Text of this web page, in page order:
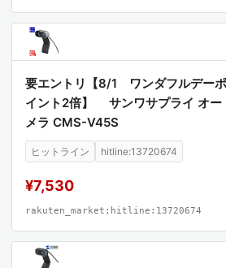
要エントリ【8/1 ワンダフルデー
イント2倍】 サンワサプライ オー
メラ CMS-V45S
ヒットライン hitline:13720674
¥7,530
rakuten_market:hitline:13720674